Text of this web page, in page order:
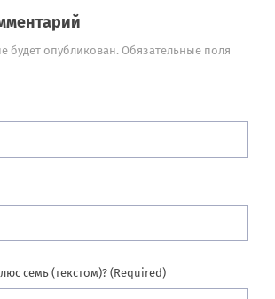
будет опубликован. Обязательные поля
семь (текстом)? (Required)